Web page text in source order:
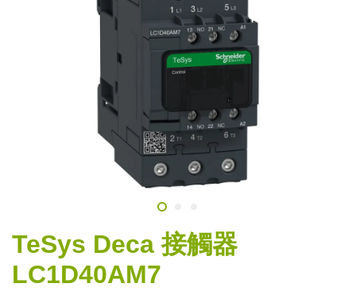
TeSys Deca 接觸器
LC1D40AM7